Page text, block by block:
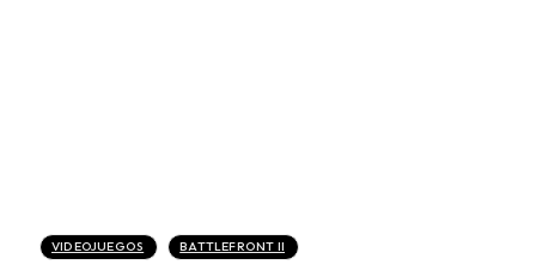
VIDEOJUEGOS BATTLEFRONT II